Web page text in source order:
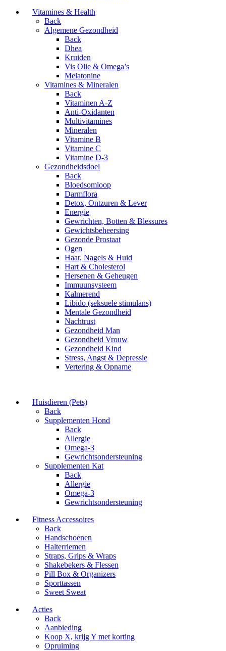
Vitamines & Health
Back
Algemene Gezondheid
Back
Dhea
Kruiden
Vis Olie & Omega’s
Melatonine
Vitamines & Mineralen
Back
Vitaminen A-Z
Anti-Oxidanten
Multivitamines
Mineralen
Vitamine B
Vitamine C
Vitamine D-3
Gezondheidsdoel
Back
Bloedsomloop
Darmflora
Detox, Ontzuren & Lever
Energie
Gewrichten, Botten & Blessures
Gewichtsbeheersing
Gezonde Prostaat
Ogen
Haar, Nagels & Huid
Hart & Cholesterol
Hersenen & Geheugen
Immuunsysteem
Kalmerend
Libido (seksuele stimulans)
Mentale Gezondheid
Nachtrust
Gezondheid Man
Gezondheid Vrouw
Gezondheid Kind
Stress, Angst & Depressie
Vertering & Opname
Huisdieren (Pets)
Back
Supplementen Hond
Back
Allergie
Omega-3
Gewrichtsondersteuning
Supplementen Kat
Back
Allergie
Omega-3
Gewrichtsondersteuning
Fitness Accessoires
Back
Handschoenen
Halterriemen
Straps, Grips & Wraps
Shakebekers & Flessen
Pill Box & Organizers
Sporttassen
Sweet Sweat
Acties
Back
Aanbieding
Koop X, krijg Y met korting
Opruiming